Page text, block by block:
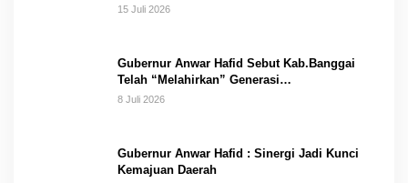
15 Juli 2026
Gubernur Anwar Hafid Sebut Kab.Banggai
Telah “Melahirkan” Generasi…
8 Juli 2026
Gubernur Anwar Hafid : Sinergi Jadi Kunci
Kemajuan Daerah